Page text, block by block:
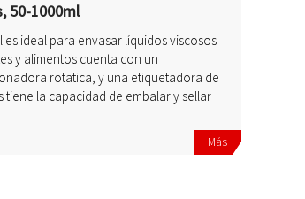
50-1000ml
es ideal para envasar líquidos viscosos
y alimentos cuenta con un
rotatica, y una etiquetadora de
la capacidad de embalar y sellar
Más